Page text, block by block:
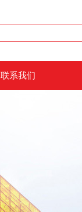
联系我们